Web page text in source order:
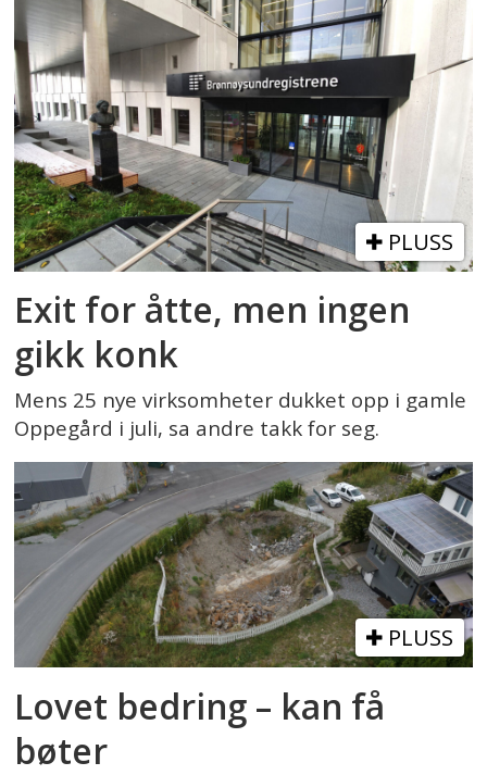
PLUSS
Exit for åtte, men ingen
gikk konk
Mens 25 nye virksomheter dukket opp i gamle
Oppegård i juli, sa andre takk for seg.
PLUSS
Lovet bedring – kan få
bøter